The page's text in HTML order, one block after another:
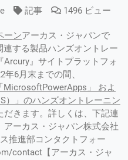
記事 1496 ビュー
ーンアーカス・ジャパンで
する製品ハンズオントレー
』サイトプラットフォ
6月末までの間、
「MicrosoftPowerApps」
およ
）」 のハンズオントレーニン
だきます。詳しくは、下記連
ーカス・ジャパン株式会社
推進部コンタクトフォー
contact【アーカス・ジャ